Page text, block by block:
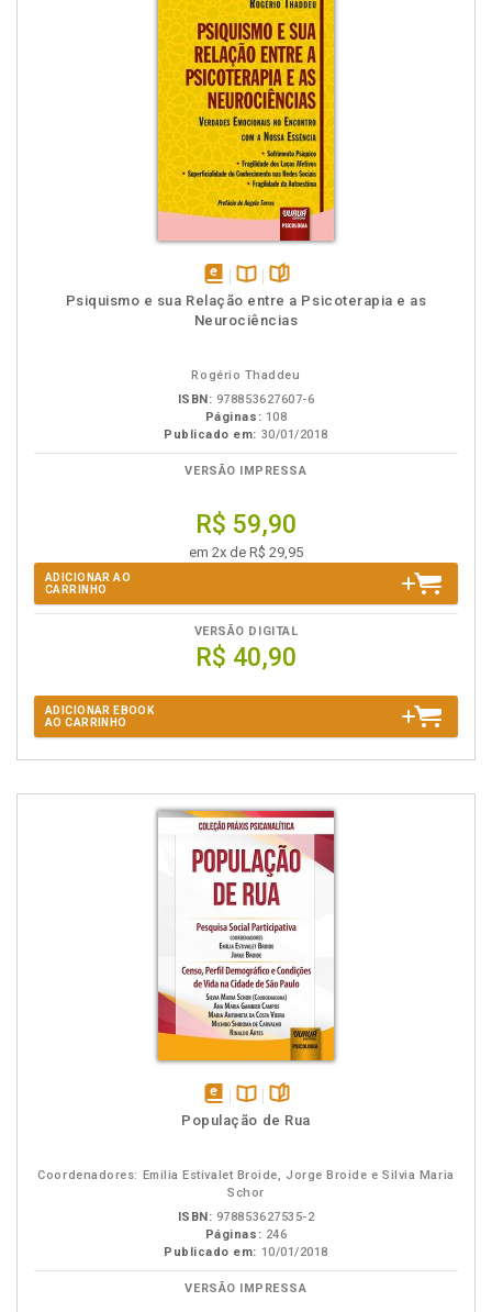
disponível
em
Disponível
na
páginas
Psiquismo e sua Relação entre a Psicoterapia e as
Neurociências
Rogério Thaddeu
ISBN: 978853627607-6
Páginas: 108
Publicado em: 30/01/2018
VERSÃO IMPRESSA
R$ 59,90
em 2x de R$ 29,95
ADICIONAR AO
CARRINHO
VERSÃO DIGITAL
R$ 40,90
ADICIONAR EBOOK
AO CARRINHO
disponívelDisponível
páginas
População de Rua
Coordenadores: Emilia Estivalet Broide, Jorge Broide e Silvia Maria
Schor
ISBN: 978853627535-2
Páginas: 246
Publicado em: 10/01/2018
VERSÃO IMPRESSA